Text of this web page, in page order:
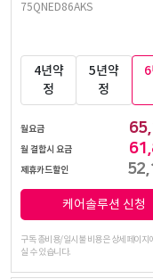
75QNED86AKS
4년약
정
5년약
정
월요금
월 결합시 요금
제휴카드할인
케어솔루션 신청
구독 총비용/일시불 비용은 상세페이지
실 수 있습니다.